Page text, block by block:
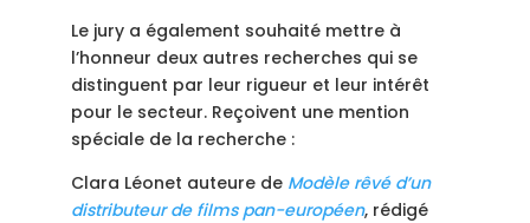
Le jury a également souhaité mettre à
l’honneur deux autres recherches qui se
distinguent par leur rigueur et leur intérêt
pour le secteur. Reçoivent une mention
spéciale de la recherche :
Clara Léonet auteure de Modèle rêvé d’un
distributeur de films pan-européen, rédigé